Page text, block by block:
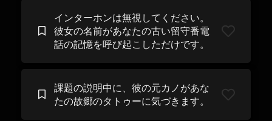
インターホンは無視してください。
彼女の名前があなたの古い留守番電
話の記憶を呼び起こしただけです。
課題の説明中に、彼の元カノがあな
たの故郷のタトゥーに気づきます。